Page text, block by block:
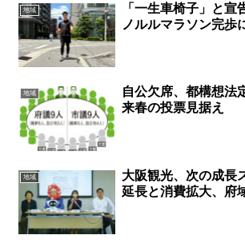
地域
「一生車椅子」と宣
ノルルマラソン完歩
地域
自公欠席、都構想法
来春の投票見据え
地域
大阪観光、次の成
延長と消費拡大、府